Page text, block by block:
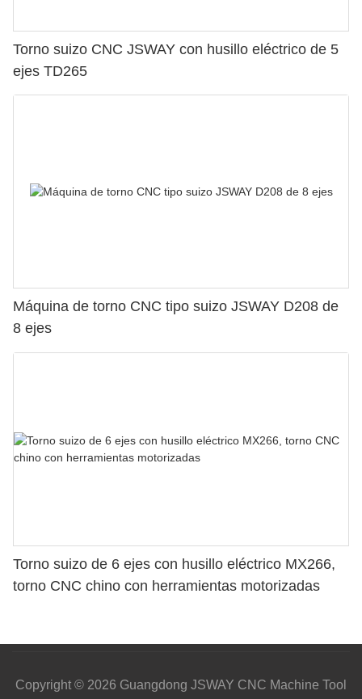
Torno suizo CNC JSWAY con husillo eléctrico de 5
ejes TD265
Máquina de torno CNC tipo suizo JSWAY D208 de
8 ejes
Torno suizo de 6 ejes con husillo eléctrico MX266,
torno CNC chino con herramientas motorizadas
Copyright © 2026 Guangdong JSWAY CNC Machine Tool